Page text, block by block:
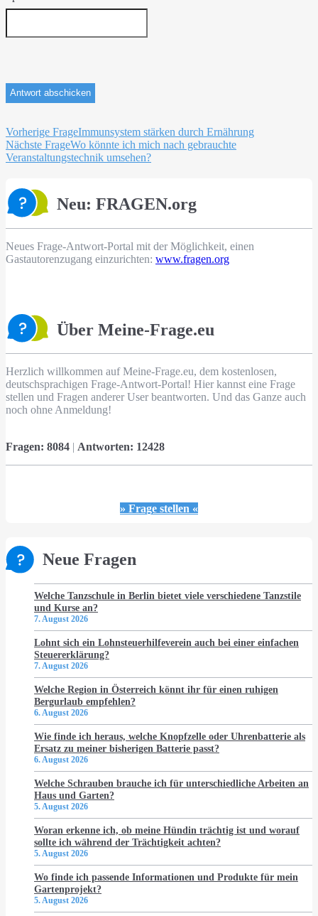
Beitragsnavigation
Vorherige FrageImmunsystem stärken durch Ernährung
Nächste FrageWo könnte ich mich nach gebrauchte
Veranstaltungstechnik umsehen?
Neu: FRAGEN.org
Neues Frage-Antwort-Portal mit der Möglichkeit, einen
Gastautorenzugang einzurichten: www.fragen.org
Über Meine-Frage.eu
Herzlich willkommen auf Meine-Frage.eu, dem kostenlosen,
deutschsprachigen Frage-Antwort-Portal! Hier kannst eine Frage
stellen und Fragen anderer User beantworten. Und das Ganze auch
noch ohne Anmeldung!
Fragen: 8084 | Antworten: 12428
» Frage stellen «
Neue Fragen
Welche Tanzschule in Berlin bietet viele verschiedene Tanzstile
und Kurse an?
7. August 2026
Lohnt sich ein Lohnsteuerhilfeverein auch bei einer einfachen
Steuererklärung?
7. August 2026
Welche Region in Österreich könnt ihr für einen ruhigen
Bergurlaub empfehlen?
6. August 2026
Wie finde ich heraus, welche Knopfzelle oder Uhrenbatterie als
Ersatz zu meiner bisherigen Batterie passt?
6. August 2026
Welche Schrauben brauche ich für unterschiedliche Arbeiten an
Haus und Garten?
5. August 2026
Woran erkenne ich, ob meine Hündin trächtig ist und worauf
sollte ich während der Trächtigkeit achten?
5. August 2026
Wo finde ich passende Informationen und Produkte für mein
Gartenprojekt?
5. August 2026